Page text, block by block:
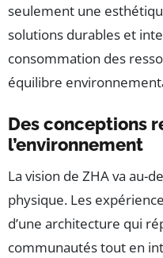
seulement une
solutions durables et
consommation des
équilibre
Des conceptions
l’environnement
La vision de ZHA va au-
physique. Les
d’une architecture qui
communautés tout en